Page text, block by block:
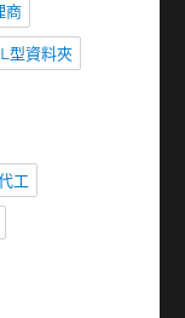
商
L型資料夾
工